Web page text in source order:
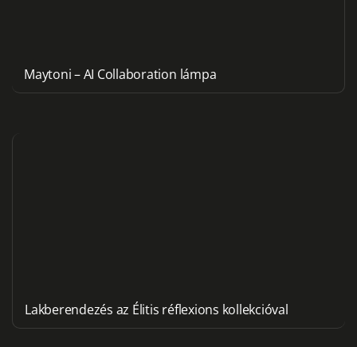
Maytoni – AI Collaboration lámpa
Lakberendezés az Élitis réflexions kollekcióval